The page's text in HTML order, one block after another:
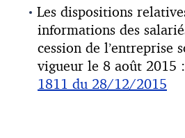
Les dispositions
informations des
cession de l’entreprise
vigueur le 8 août 2015 :
1811 du 28/12/2015